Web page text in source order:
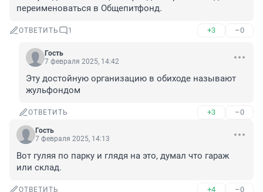
переименоваться в Общепитфонд.
ОТВЕТИТЬ 1 +3 –0
Гость
7 февраля 2025, 14:42
Эту достойную организацию в обиходе называют
жульфондом
ОТВЕТИТЬ +3 –0
Гость
7 февраля 2025, 14:13
Вот гуляя по парку и глядя на это, думал что гараж
или склад.
ОТВЕТИТЬ +4 –0